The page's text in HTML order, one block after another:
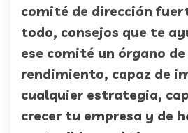
comité de dirección
todo, consejos que te
ese comité un órgano
rendimiento, capaz de
cualquier estrategia,
crecer tu empresa y de